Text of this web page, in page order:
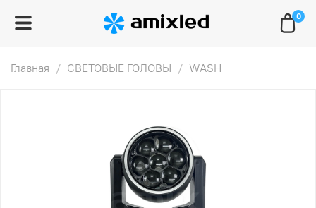
0
Главная СВЕТОВЫЕ ГОЛОВЫ WASH